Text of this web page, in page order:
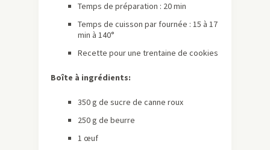
Temps de préparation : 20 min
Temps de cuisson par fournée : 15 à 17
min à 140°
Recette pour une trentaine de cookies
Boîte à ingrédients:
350 g de sucre de canne roux
250 g de beurre
1 œuf